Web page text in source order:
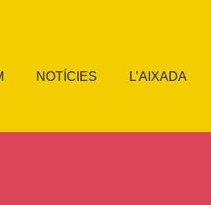
NOTÍCIES L’AIXADA